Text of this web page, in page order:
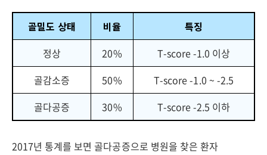
골밀도 상태 비율
특징
정상
20%
T-score -1.0 이상
골감소증
50%
T-score -1.0 ~ -2.5
골다공증
30% T-score -2.5 이하
2017년 통계를 보면 골다공증으로 병원을 찾은 환자